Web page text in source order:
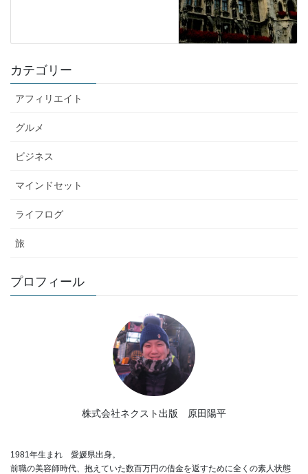
カテゴリー
アフィリエイト
グルメ
ビジネス
マインドセット
ライフログ
旅
プロフィール
株式会社ネクスト出版 原田陽平
1981年生まれ 愛媛県出身。
前職の美容師時代、抱えていた数百万円の借金を返すために全くの素人状態